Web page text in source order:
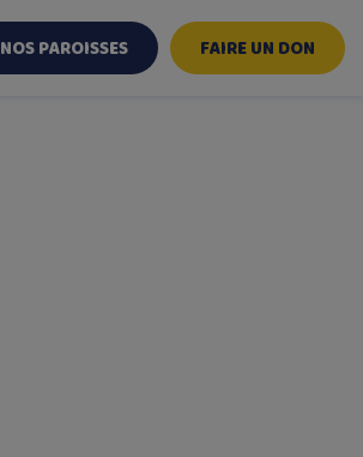
NOS PAROISSES FAIRE UN DON